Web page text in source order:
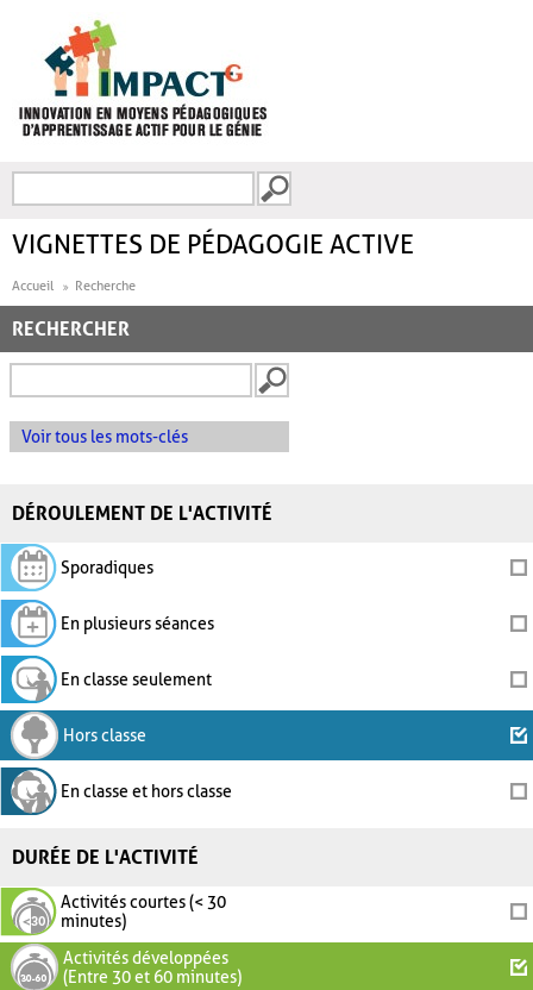
FORMULAIRE DE
VIGNETTES DE PÉDAGOGIE ACTIVE
Accueil Recherche
RECHERCHER
Voir tous les mots-clés
DÉROULEMENT DE L'ACTIVITÉ
Sporadiques
En plusieurs séances
En classe seulement
Hors classe
En classe et hors classe
DURÉE DE L'ACTIVITÉ
Activités courtes (< 30
minutes)
Activités développées
(Entre 30 et 60 minutes)